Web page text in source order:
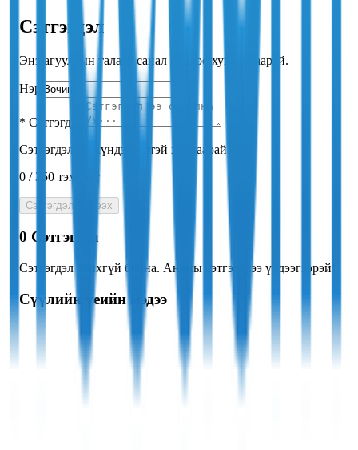
Сэтгэгдэл
Энэ агуулгын талаар санал бодлоо хуваалцаарай.
Нэр
* Сэтгэгдэл
Сэтгэгдэлдээ хүндэтгэлтэй хандаарай.
0 /350 тэмдэгт
Сэтгэгдэл үлдээх
0 Сэтгэгдэл
Сэтгэгдэл байхгүй байна. Анхны сэтгэгдлээ үлдээгээрэй!
Сүүлийн үеийн мэдээ